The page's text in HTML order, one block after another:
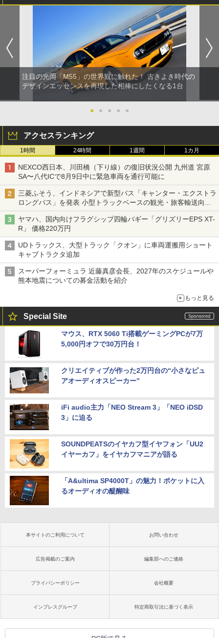
注目の光岡「M55」の世界観に触れた！ 古きよき時代の
デザインエッセンスを再現した相棒にしたくなる1台
● ● ● ● ●
アクセスランキング
1時間 24時間 1週間 1カ月
NEXCO西日本、川田橋（下り線）の復旧状況公開 九州道 宮原
SA〜八代ICで8月9日中に緊急車両を通行可能に
三菱ふそう、インドネシアで新型バス「キャンター・エクストラ
ロングバス」を発表 小型トラックベースの観光・旅客輸送向け
バス
ヤマハ、国内向けフラグシップ四輪バギー「グリズリーEPS XT-
R」 価格220万円
UDトラックス、大型トラック「クオン」に車両運搬用ショート
キャブトラクタ追加
スーパーフォーミュラ 近藤真彦会長、2027年のスケジュールや
熊本地震についての募金活動を紹介
もっと見る
Special Site
マウス、RTX 5060 Ti搭載ゲーミングPCが7万
5,000円オフで30万円台！
クリエイティブが作った2万円台の“小さなピュ
アオーディオスピーカー”
iFi audio主力「NEO Stream 3」「NEO iDSD
3」に迫る
SOUNDPEATSのイヤカフ型イヤフォン「UU2
イヤーカフ」をイヤカフマニアが語る
「A&ultima SP4000T」の魅力！ポケットに入
るオーディオの醍醐味
本サイトのご利用について お問い合わせ
広告掲載のご案内 編集部へのご連絡
プライバシーポリシー 会社概要
インプレスグループ 特定商取引法に基づく表示